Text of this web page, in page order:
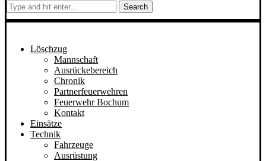
Search
Löschzug
Mannschaft
Ausrückebereich
Chronik
Partnerfeuerwehren
Feuerwehr Bochum
Kontakt
Einsätze
Technik
Fahrzeuge
Ausrüstung